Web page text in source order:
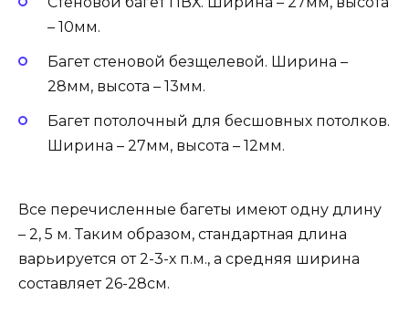
– 10мм.
Багет стеновой безщелевой. Ширина –
28мм, высота – 13мм.
Багет потолочный для бесшовных потолков.
Ширина – 27мм, высота – 12мм.
Все перечисленные багеты имеют одну длину
– 2, 5 м. Таким образом, стандартная длина
варьируется от 2-3-х п.м., а средняя ширина
составляет 26-28см.